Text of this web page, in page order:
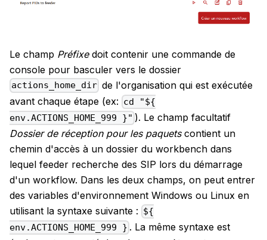
Le champ Préfixedoit contenir une commande de
console pour basculer vers le dossier
actions_home_dir de l'organisation qui est exécutée
avant chaque étape (ex: cd "${
env.ACTIONS_HOME_999 }" ). Le champ facultatif
Dossier de réception pour les paquetscontient un
chemin d'accès à un dossier du workbench dans
lequel feeder recherche des SIP lors du démarrage
d'un workflow. Dans les deux champs, on peut entrer
des variables d'environnement Windows ou Linux en
utilisant la syntaxe suivante : ${
env.ACTIONS_HOME_999 } . La même syntaxe est